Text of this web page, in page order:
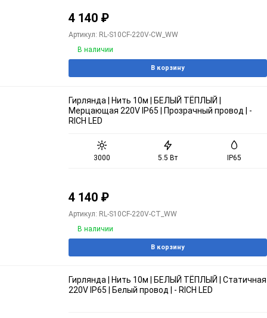
4 140 ₽
Артикул: RL-S10CF-220V-CW_WW
В наличии
В корзину
Гирлянда | Нить 10м | БЕЛЫЙ ТЁПЛЫЙ |
Мерцающая 220V IP65 | Прозрачный провод | -
RICH LED
3000 5.5 Вт IP65
4 140 ₽
Артикул: RL-S10CF-220V-CT_WW
В наличии
В корзину
Гирлянда | Нить 10м | БЕЛЫЙ ТЁПЛЫЙ | Статичная
220V IP65 | Белый провод | - RICH LED